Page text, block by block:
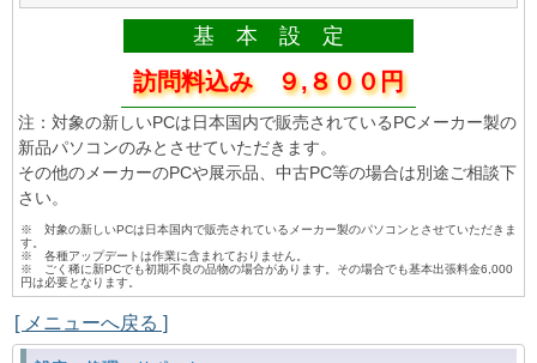
基 本 設 定
訪問料込み ９,８００円
注：対象の新しいPCは日本国内で販売されているPCメーカー製の
新品パソコンのみとさせていただきます。
その他のメーカーのPCや展示品、中古PC等の場合は別途ご相談下
さい。
※ 対象の新しいPCは日本国内で販売されているメーカー製のパソコンとさせていただきま
す。
※ 各種アップデートは作業に含まれておりません。
※ ごく稀に新PCでも初期不良の品物の場合があります。その場合でも基本出張料金6,000
円は必要となります。
[ メニューへ戻る ]